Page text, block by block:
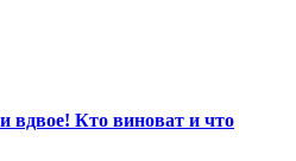
Кто виноват и что